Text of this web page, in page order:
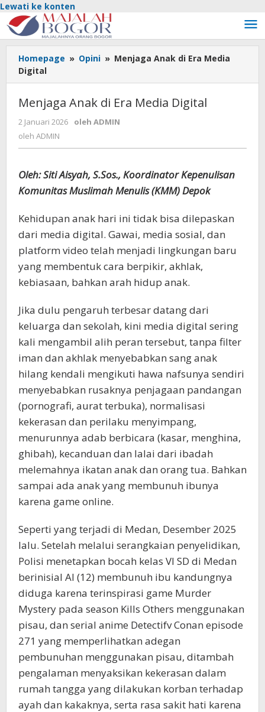
Lewati ke konten
Homepage » Opini » Menjaga Anak di Era Media
Digital
Menjaga Anak di Era Media Digital
2 Januari 2026 oleh ADMIN
oleh ADMIN
Oleh: Siti Aisyah, S.Sos., Koordinator Kepenulisan
Komunitas Muslimah Menulis (KMM) Depok
Kehidupan anak hari ini tidak bisa dilepaskan
dari media digital. Gawai, media sosial, dan
platform video telah menjadi lingkungan baru
yang membentuk cara berpikir, akhlak,
kebiasaan, bahkan arah hidup anak.
Jika dulu pengaruh terbesar datang dari
keluarga dan sekolah, kini media digital sering
kali mengambil alih peran tersebut, tanpa filter
iman dan akhlak menyebabkan sang anak
hilang kendali mengikuti hawa nafsunya sendiri
menyebabkan rusaknya penjagaan pandangan
(pornografi, aurat terbuka), normalisasi
kekerasan dan perilaku menyimpang,
menurunnya adab berbicara (kasar, menghina,
ghibah), kecanduan dan lalai dari ibadah
melemahnya ikatan anak dan orang tua. Bahkan
sampai ada anak yang membunuh ibunya
karena game online.
Seperti yang terjadi di Medan, Desember 2025
lalu. Setelah melalui serangkaian penyelidikan,
Polisi menetapkan bocah kelas VI SD di Medan
berinisial AI (12) membunuh ibu kandungnya
diduga karena terinspirasi game Murder
Mystery pada season Kills Others menggunakan
pisau, dan serial anime Detectifv Conan episode
271 yang memperlihatkan adegan
pembunuhan menggunakan pisau, ditambah
pengalaman menyaksikan kekerasan dalam
rumah tangga yang dilakukan korban terhadap
ayah dan kakaknya, serta rasa sakit hati karena